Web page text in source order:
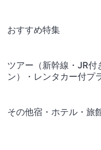
おすすめ特集
ツアー（新幹線・JR付
ン）・レンタカー付プ
その他宿・ホテル・旅